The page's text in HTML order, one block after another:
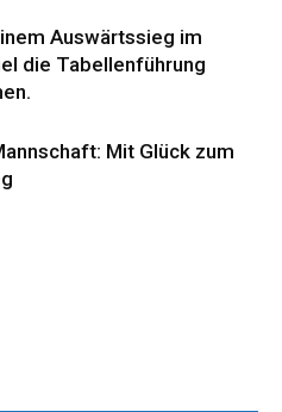
Auswärtssieg im
die Tabellenführung
Mit Glück zum